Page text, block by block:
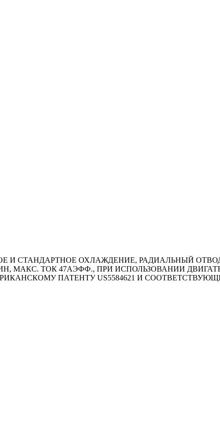
И СТАНДАРТНОЕ ОХЛАЖДЕНИЕ, РАДИАЛЬНЫЙ
МАКС. ТОК 47АЭФФ., ПРИ ИСПОЛЬЗОВАНИИ
ПАТЕНТУ US5584621 И